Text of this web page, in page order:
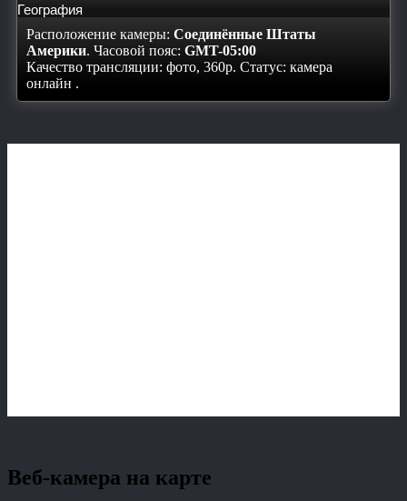
География
Расположение камеры: Соединённые Штаты
Америки. Часовой пояс: GMT-05:00
Качество трансляции: фото, 360p. Статус: камера
онлайн .
Веб-камера на карте